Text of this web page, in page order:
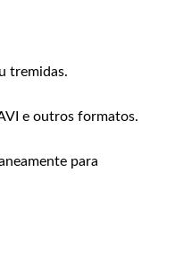
tremidas.
e outros formatos.
para